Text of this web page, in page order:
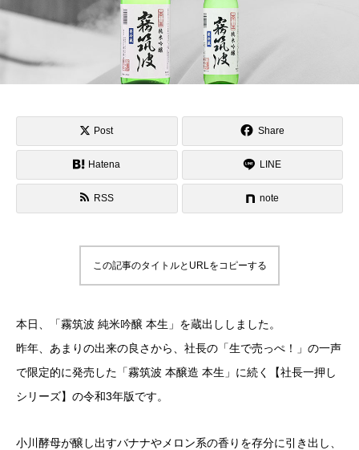
Post Share
Hatena LINE
RSS note
この記事のタイトルとURLをコピーする
本日、「霧筑波 純米吟醸 本生」を蔵出ししました。
昨年、あまりの出来の良さから、社長の「生で売っぺ！」の一声
で限定的に発売した「霧筑波 本醸造 本生」に続く【社長一押し
シリーズ】の令和3年版です。
小川酵母が醸し出すバナナやメロン系の香りを存分に引き出し、